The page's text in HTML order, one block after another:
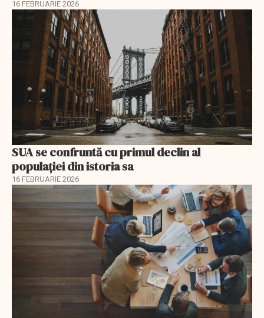
16 FEBRUARIE 2026
SUA se confruntă cu primul declin al
populației din istoria sa
16 FEBRUARIE 2026